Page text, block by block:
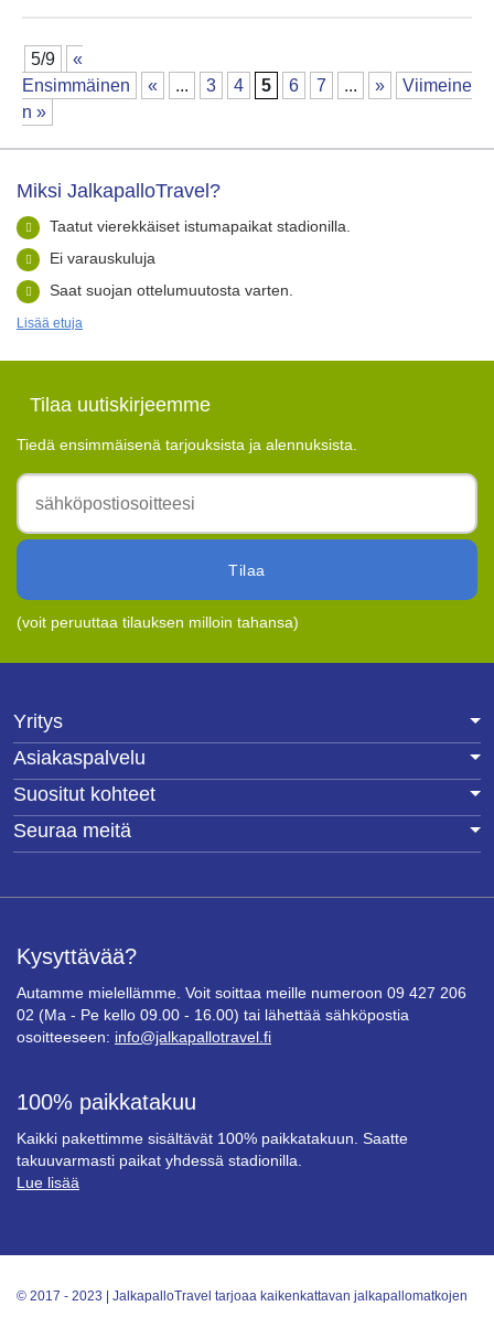
5/9
«
Ensimmäinen
« ... 3 4 5 6 7 ... »
Viimeine
n »
Miksi JalkapalloTravel?
Taatut vierekkäiset istumapaikat stadionilla.
Ei varauskuluja
Saat suojan ottelumuutosta varten.
Lisää etuja
Tilaa uutiskirjeemme
Tiedä ensimmäisenä tarjouksista ja alennuksista.
Tilaa
(voit peruuttaa tilauksen milloin tahansa)
Yritys
Asiakaspalvelu
Suositut kohteet
Seuraa meitä
Kysyttävää?
Autamme mielellämme. Voit soittaa meille numeroon 09 427 206
02 (Ma - Pe kello 09.00 - 16.00) tai lähettää sähköpostia
osoitteeseen: info@jalkapallotravel.fi
100% paikkatakuu
Kaikki pakettimme sisältävät 100% paikkatakuun. Saatte
takuuvarmasti paikat yhdessä stadionilla.
Lue lisää
© 2017 - 2023 | JalkapalloTravel tarjoaa kaikenkattavan jalkapallomatkojen